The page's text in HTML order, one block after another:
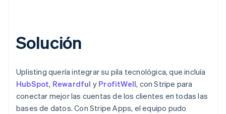
Solución
Uplisting quería integrar su pila tecnológica, que incluía
HubSpot, Rewardful y ProfitWell, con Stripe para
conectar mejor las cuentas de los clientes en todas las
bases de datos. Con Stripe Apps, el equipo pudo